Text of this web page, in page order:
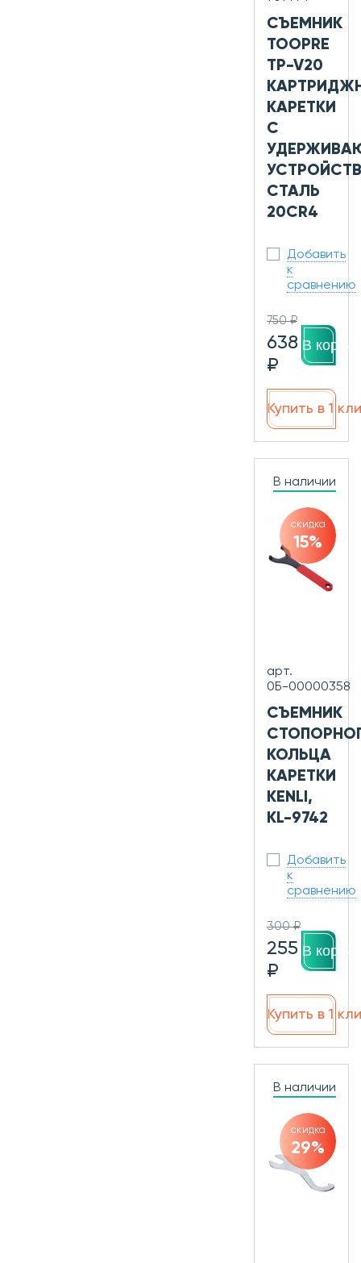
СЪЕМНИК
TOOPRE
TP-V20
КАРЕТКИ
С
СТАЛЬ
20CR4
Добавить
к
сравнению
750 ₽
638
₽
В
Купить в 1
В наличии
скидка
15%
арт.
0Б-00000358
СЪЕМНИК
КОЛЬЦА
КАРЕТКИ
KENLI,
KL-9742
Добавить
к
сравнению
300 ₽
255
₽
В
Купить в 1
В наличии
скидка
29%